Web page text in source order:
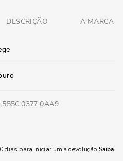
DESCRIÇÃO A MARCA
dias para iniciar uma devolução Saiba